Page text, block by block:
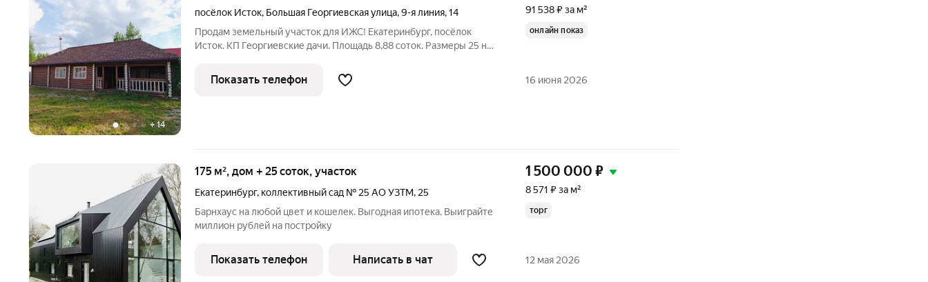
+14
посёлок Исток, Большая Георгиевская улица,9-я линия,14
Продам земельный участок для ИЖС! Екатеринбург, посёлок
Исток. КП Георгиевские дачи. Площадь 8,88 соток. Размеры 25 на
Коммуникации: - дорога, асфальт почти до ворот; - газ по границе; -
электричество
91 538 ₽ за м²
онлайн показ
Показать телефон 16 июня 2026
175 м², дом + 25 соток, участок
Екатеринбург, коллективный сад № 25 АО УЗТМ, 25
Барнхаус на любой цвет и кошелек. Выгодная ипотека. Выиграйте
миллион рублей на постройку
1 500 000 ₽
8 571 ₽ за м²
торг
Показать телефон Написать в чат 12 мая 2026